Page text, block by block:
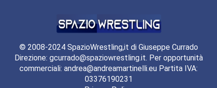
© 2008-2024 SpazioWrestling,it di Giuseppe Currado
Direzione: gcurrado@spaziowrestling.it. Per opportunità
commerciali: andrea@andreamartinelli.eu Partita IVA:
03376190231